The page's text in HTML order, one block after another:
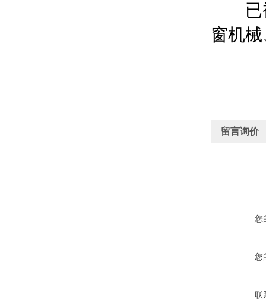
窗机
留言询价
您
您
联